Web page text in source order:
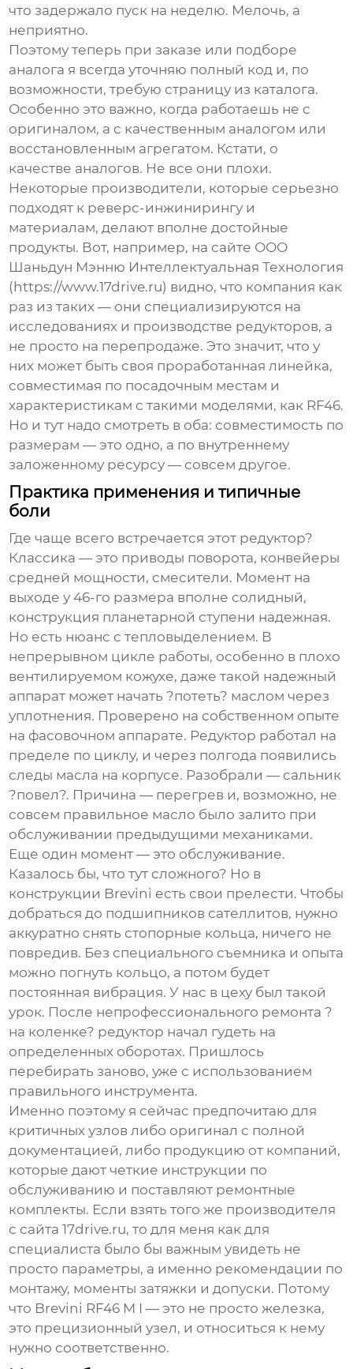
что задержало пуск на неделю. Мелочь, а
неприятно.
Поэтому теперь при заказе или подборе
аналога я всегда уточняю полный код и, по
возможности, требую страницу из каталога.
Особенно это важно, когда работаешь не с
оригиналом, а с качественным аналогом или
восстановленным агрегатом. Кстати, о
качестве аналогов. Не все они плохи.
Некоторые производители, которые серьезно
подходят к реверс-инжинирингу и
материалам, делают вполне достойные
продукты. Вот, например, на сайте ООО
Шаньдун Мэнню Интеллектуальная Технология
( https://www.17drive.ru) видно, что компания как
раз из таких — они специализируются на
исследованиях и производстве редукторов, а
не просто на перепродаже. Это значит, что у
них может быть своя проработанная линейка,
совместимая по посадочным местам и
характеристикам с такими моделями, как RF46.
Но и тут надо смотреть в оба: совместимость по
размерам — это одно, а по внутреннему
заложенному ресурсу — совсем другое.
Практика применения и типичные
боли
Где чаще всего встречается этот редуктор?
Классика — это приводы поворота, конвейеры
средней мощности, смесители. Момент на
выходе у 46-го размера вполне солидный,
конструкция планетарной ступени надежная.
Но есть нюанс с тепловыделением. В
непрерывном цикле работы, особенно в плохо
вентилируемом кожухе, даже такой надежный
аппарат может начать ?потеть? маслом через
уплотнения. Проверено на собственном опыте
на фасовочном аппарате. Редуктор работал на
пределе по циклу, и через полгода появились
следы масла на корпусе. Разобрали — сальник
?повел?. Причина — перегрев и, возможно, не
совсем правильное масло было залито при
обслуживании предыдущими механиками.
Еще один момент — это обслуживание.
Казалось бы, что тут сложного? Но в
конструкции Brevini есть свои прелести. Чтобы
добраться до подшипников сателлитов, нужно
аккуратно снять стопорные кольца, ничего не
повредив. Без специального съемника и опыта
можно погнуть кольцо, а потом будет
постоянная вибрация. У нас в цеху был такой
урок. После непрофессионального ремонта ?
на коленке? редуктор начал гудеть на
определенных оборотах. Пришлось
перебирать заново, уже с использованием
правильного инструмента.
Именно поэтому я сейчас предпочитаю для
критичных узлов либо оригинал с полной
документацией, либо продукцию от компаний,
которые дают четкие инструкции по
обслуживанию и поставляют ремонтные
комплекты. Если взять того же производителя
с сайта 17drive.ru, то для меня как для
специалиста было бы важным увидеть не
просто параметры, а именно рекомендации по
монтажу, моменты затяжки и допуски. Потому
что Brevini RF46 M I — это не просто железка,
это прецизионный узел, и относиться к нему
нужно соответственно.